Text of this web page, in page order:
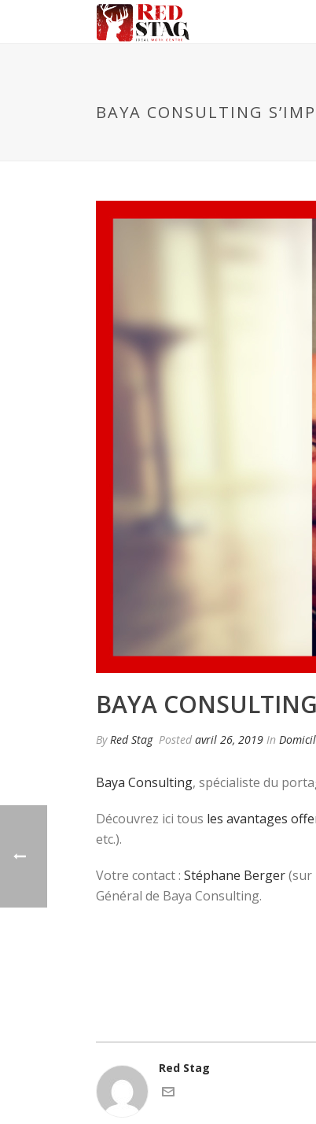
BAYA CONSULTING
BAYA
ByRed Stag Posted avril 26, 2019 In
Baya Consulting, spécialiste du
Découvrez ici tous les avantages
etc.).
Votre contact : Stéphane Berger(sur
Général de Baya Consulting.
Red Stag